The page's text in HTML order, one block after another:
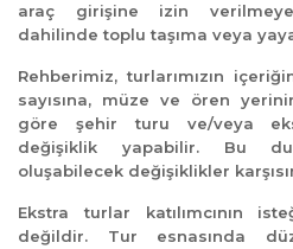
araç girişine izin
dahilinde toplu taşıma veya
Rehberimiz, turlarımızın
sayısına, müze ve ören
göre şehir turu ve/veya
değişiklik yapabilir. Bu
oluşabilecek değişiklikler
Ekstra turlar katılımcının
değildir. Tur esnasında